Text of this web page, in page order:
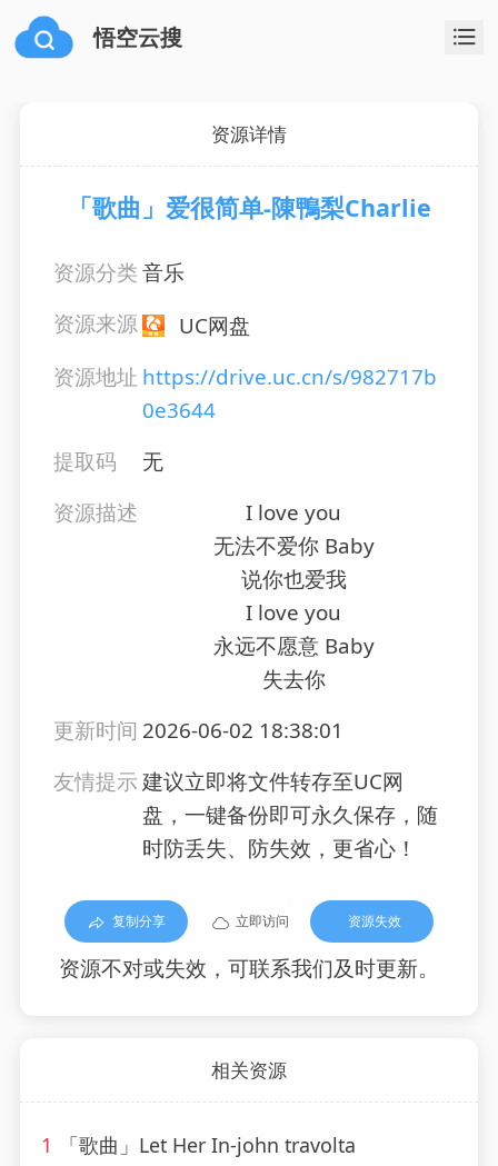
悟空云搜
资源详情
「歌曲」爱很简单-陳鴨梨Charlie
资源分类音乐
资源来源
UC网盘
资源地址 https://drive.uc.cn/s/982717b
0e3644
提取码
无
资源描述
I love you
无法不爱你 Baby
说你也爱我
I love you
永远不愿意 Baby
失去你
更新时间 2026-06-02 18:38:01
友情提示建议立即将文件转存至UC网
盘，一键备份即可永久保存，随
时防丢失、防失效，更省心！
复制分享 立即访问 资源失效
资源不对或失效，可联系我们及时更新。
相关资源
1 「歌曲」Let Her In-john travolta